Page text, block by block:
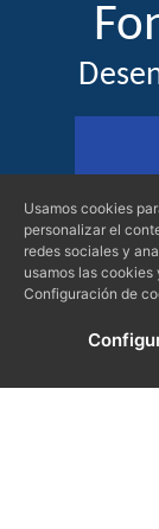
Usamos cookies
personalizar el
redes sociales y
usamos las
Configuración de